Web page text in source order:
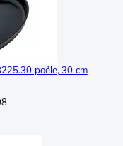
poêle, 30 cm